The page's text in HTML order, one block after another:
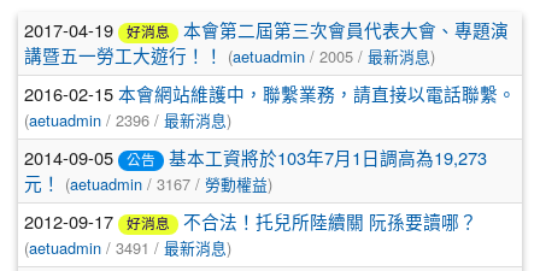
文
章
列
表
2017-04-19 好消息
本會第二屆第三次會員代表大會、專題演
講暨五一勞工大遊行！！
(aetuadmin / 2005 / 最新消息)
2016-02-15 本會網站維護中，聯繫業務，請直接以電話聯繫。
(aetuadmin / 2396 / 最新消息)
2014-09-05 公告
基本工資將於103年7月1日調高為19,273
元！
(aetuadmin / 3167 / 勞動權益)
2012-09-17 好消息 不合法！托兒所陸續關 阮孫要讀哪？
(aetuadmin / 3491 / 最新消息)